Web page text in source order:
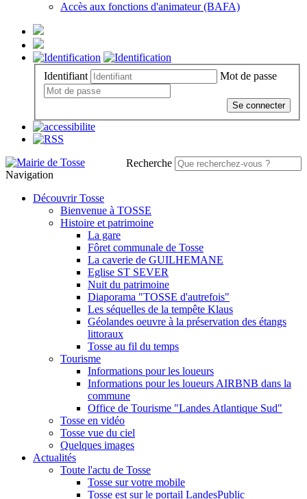
Accès aux fonctions d'animateur (BAFA)
Identifiant Mot de passe
Se connecter
Recherche
Navigation
Découvrir Tosse
Bienvenue à TOSSE
Histoire et patrimoine
La gare
Fôret communale de Tosse
La caverie de GUILHEMANE
Eglise ST SEVER
Nuit du patrimoine
Diaporama "TOSSE d'autrefois"
Les séquelles de la tempête Klaus
Géolandes oeuvre à la préservation des étangs
littoraux
Tosse au fil du temps
Tourisme
Informations pour les loueurs
Informations pour les loueurs AIRBNB dans la
commune
Office de Tourisme "Landes Atlantique Sud"
Tosse en vidéo
Tosse vue du ciel
Quelques images
Actualités
Toute l'actu de Tosse
Tosse sur votre mobile
Tosse est sur le portail LandesPublic